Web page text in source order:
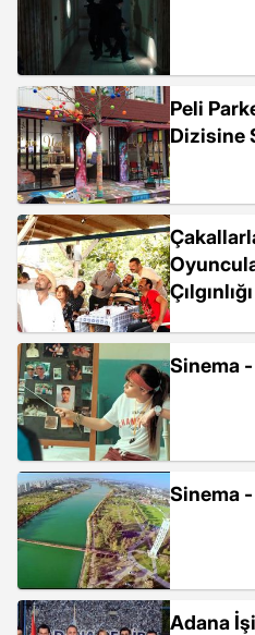
Peli
Dizisine
Çılgınlığı
Sinema
Sinema
Adana